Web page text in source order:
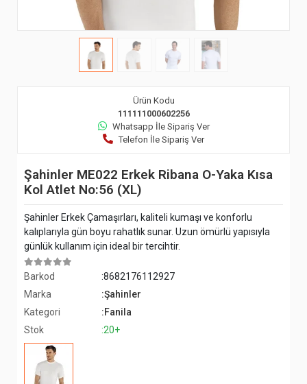
Ürün Kodu
111111000602256
Whatsapp İle Sipariş Ver
Telefon İle Sipariş Ver
Şahinler ME022 Erkek Ribana O-Yaka Kısa
Kol Atlet No:56 (XL)
Şahinler Erkek Çamaşırları, kaliteli kumaşı ve konforlu
kalıplarıyla gün boyu rahatlık sunar. Uzun ömürlü yapısıyla
günlük kullanım için ideal bir tercihtir.
Barkod
:8682176112927
Marka
:Şahinler
Kategori
:Fanila
Stok
:20+